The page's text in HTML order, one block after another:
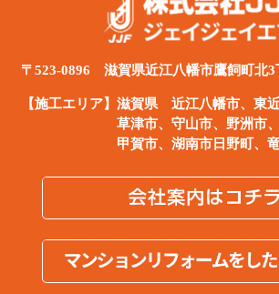
〒523-0896 滋賀県近江八幡市鷹飼町北3
【施工エリア】滋賀県近江八幡市、東
草津市、守山市、野洲市、栗
甲賀市、湖南市日野町、竜